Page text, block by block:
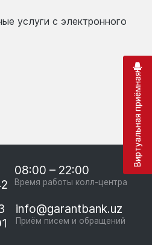
услуги с электронного
08:00 – 22:00
Время работы колл-центра
info@garantbank.uz
Приём писем и обращений
Виртуальная приёмная